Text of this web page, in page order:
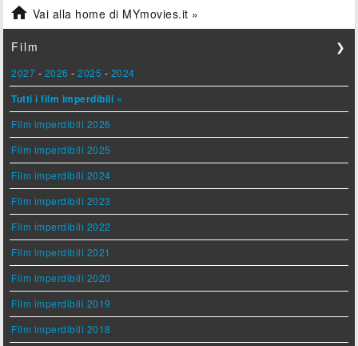
 Vai alla home di MYmovies.it »
Film ❯
2027 - 2026 -2025 - 2024
Tutti i film imperdibili »
Film imperdibili 2026
Film imperdibili 2025
Film imperdibili 2024
Film imperdibili 2023
Film imperdibili 2022
Film imperdibili 2021
Film imperdibili 2020
Film imperdibili 2019
Film imperdibili 2018